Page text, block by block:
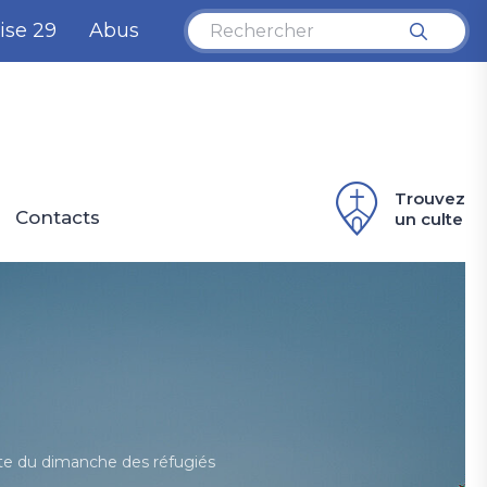
29 Abus
Contacts
Trouvez
un culte
du dimanche des réfugiés